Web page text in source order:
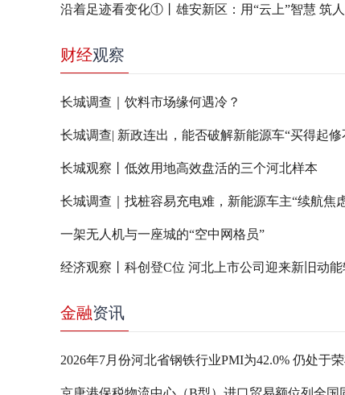
沿着足迹看变化①丨雄安新区：用“云上”智慧 筑
财经观察
长城调查｜饮料市场缘何遇冷？
长城观察丨低效用地高效盘活的三个河北样本
长城调查｜找桩容易充电难，新能源车主“续航焦
一架无人机与一座城的“空中网格员”
经济观察丨科创登C位 河北上市公司迎来新旧动能
金融资讯
2026年7月份河北省钢铁行业PMI为42.0% 仍处于